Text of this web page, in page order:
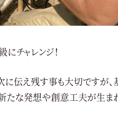
チャレンジ！
に伝え残す事も大切ですが、
たな発想や創意工夫が生ま